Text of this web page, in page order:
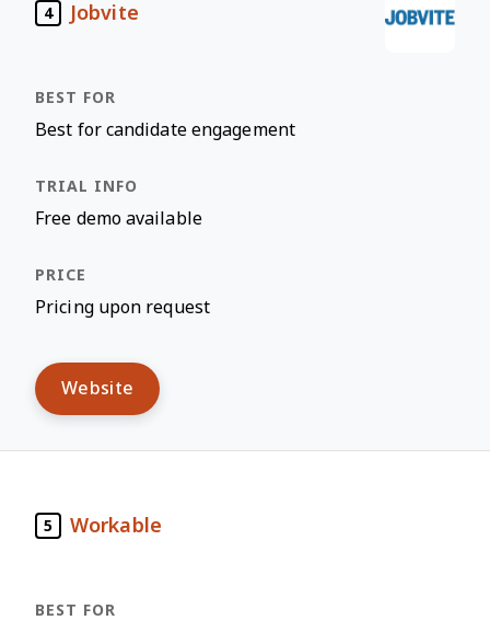
4 Jobvite
Best for candidate engagement
Free demo available
Pricing upon request
Website
5 Workable